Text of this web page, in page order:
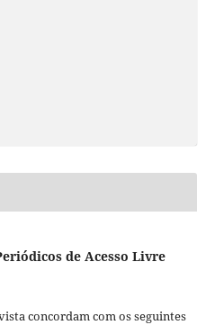
de Acesso Livre
concordam com os seguintes